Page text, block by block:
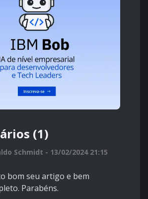
(1)
Schmidt - 13/02/2024 21:15
bom seu artigo e bem
Parabéns.